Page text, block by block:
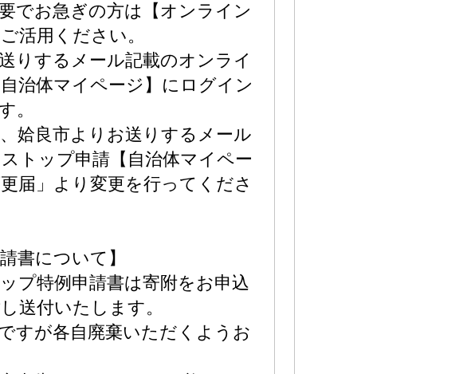
でお急ぎの方は【オンライン
活用ください。
りするメール記載のオンライ
治体マイページ】にログイン
。
姶良市よりお送りするメール
トップ申請【自治体マイペー
届」より変更を行ってくださ
書について】
プ特例申請書は寄附をお申込
送付いたします。
すが各自廃棄いただくようお